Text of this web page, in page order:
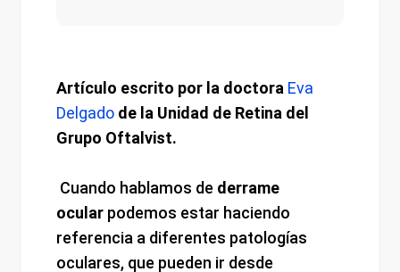
Artículo escrito por la doctora Eva
Delgado de la Unidad de Retina del
Grupo Oftalvist.
Cuando hablamos de derrame
ocular podemos estar haciendo
referencia a diferentes patologías
oculares, que pueden ir desde